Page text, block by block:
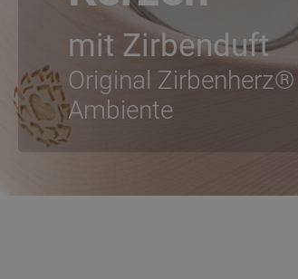
mit Zirbenduft
Original
Ambiente